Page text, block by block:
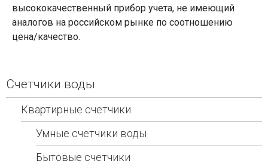
Счетчики воды
Квартирные счетчики
Умные счетчики воды
Бытовые счетчики
высококачественный прибор учета, не имеющий
аналогов на российском рынке по соотношению
цена/качество.